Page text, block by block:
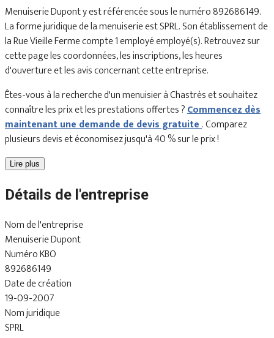
Menuiserie Dupont y est référencée sous le numéro 892686149.
La forme juridique de la menuiserie est SPRL. Son établissement de
la Rue Vieille Ferme compte 1 employé employé(s). Retrouvez sur
cette page les coordonnées, les inscriptions, les heures
d'ouverture et les avis concernant cette entreprise.
Êtes-vous à la recherche d'un menuisier à Chastrès et souhaitez
connaître les prix et les prestations offertes ?Commencez dès
maintenant une demande de devis gratuite. Comparez
plusieurs devis et économisez jusqu'à 40 % sur le prix !
Lire plus
Détails de l'entreprise
Nom de l'entreprise
Menuiserie Dupont
Numéro KBO
892686149
Date de création
19-09-2007
Nom juridique
SPRL